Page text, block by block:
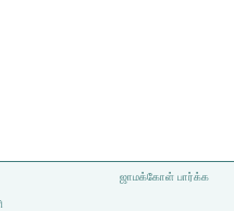
ஜாமக்கோள் பார்க்க